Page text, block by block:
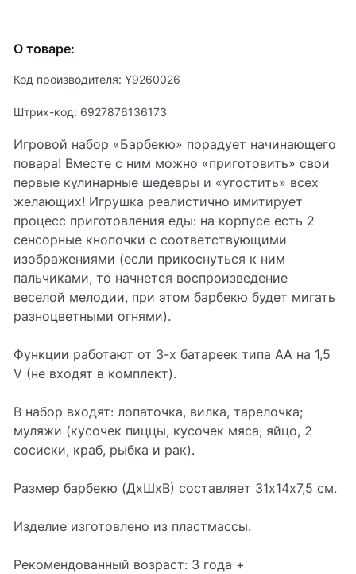
О товаре:
Код производителя: Y9260026
Штрих-код: 6927876136173
Игровой набор «Барбекю» порадует начинающего
повара! Вместе с ним можно «приготовить» свои
первые кулинарные шедевры и «угостить» всех
желающих! Игрушка реалистично имитирует
процесс приготовления еды: на корпусе есть 2
сенсорные кнопочки с соответствующими
изображениями (если прикоснуться к ним
пальчиками, то начнется воспроизведение
веселой мелодии, при этом барбекю будет мигать
разноцветными огнями).
Функции работают от 3-х батареек типа АА на 1,5
V (не входят в комплект).
В набор входят: лопаточка, вилка, тарелочка;
муляжи (кусочек пиццы, кусочек мяса, яйцо, 2
сосиски, краб, рыбка и рак).
Размер барбекю (ДхШхВ) составляет 31х14х7,5 см.
Изделие изготовлено из пластмассы.
Рекомендованный возраст: 3 года +